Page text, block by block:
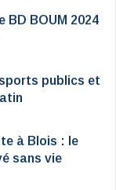
BD BOUM 2024
publics et
à Blois : le
sans vie